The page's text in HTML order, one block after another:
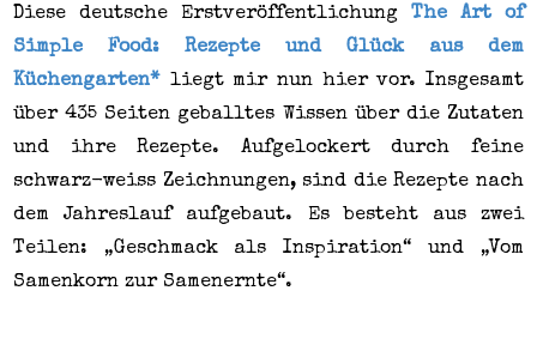
Diese deutsche Erstveröffentlichung The Art of
Simple Food: Rezepte und Glück aus dem
Küchengarten*liegt mir nun hier vor. Insgesamt
über 435 Seiten geballtes Wissen über die Zutaten
und ihre Rezepte. Aufgelockert durch feine
schwarz-weiss Zeichnungen, sind die Rezepte nach
dem Jahreslauf aufgebaut. Es besteht aus zwei
Teilen: „Geschmack als Inspiration“ und „Vom
Samenkorn zur Samenernte“.